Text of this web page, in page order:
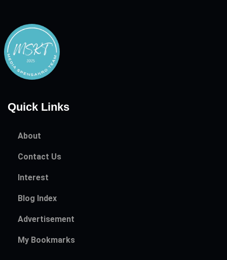
Quick Links
About
Contact Us
Interest
Blog Index
Advertisement
My Bookmarks